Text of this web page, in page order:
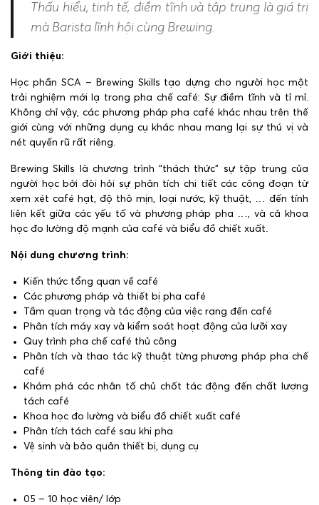
Thấu hiểu, tinh tế, điềm tĩnh và tập trung là giá trị
mà Barista lĩnh hội cùng Brewing.
Giới thiệu:
Học phần SCA – Brewing Skills tạo dựng cho người học một
trải nghiệm mới lạ trong pha chế café: Sự điềm tĩnh và tỉ mỉ.
Không chỉ vậy, các phương pháp pha café khác nhau trên thế
giới cùng với những dụng cụ khác nhau mang lại sự thú vị và
nét quyến rũ rất riêng.
Brewing Skills là chương trình “thách thức” sự tập trung của
người học bởi đòi hỏi sự phân tích chi tiết các công đoạn từ
xem xét café hạt, độ thô mịn, loại nước, kỹ thuật, … đến tính
liên kết giữa các yếu tố và phương pháp pha …, và cả khoa
học đo lường độ mạnh của café và biểu đồ chiết xuất.
Nội dung chương trình:
Kiến thức tổng quan về café
Các phương pháp và thiết bị pha café
Tầm quan trọng và tác động của việc rang đến café
Phân tích máy xay và kiểm soát hoạt động của lưỡi xay
Quy trình pha chế café thủ công
Phân tích và thao tác kỹ thuật từng phương pháp pha chế
café
Khám phá các nhân tố chủ chốt tác động đến chất lượng
tách café
Khoa học đo lường và biểu đồ chiết xuất café
Phân tích tách café sau khi pha
Vệ sinh và bảo quản thiết bị, dụng cụ
Thông tin đào tạo:
05 – 10 học viên/ lớp